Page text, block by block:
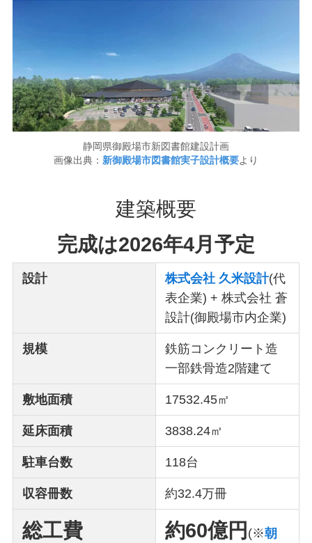
静岡県御殿場市新図書館建設計画
画像出典： 新御殿場市図書館実子設計概要より
建築概要
完成は2026年4月予定
設計 株式会社 久米設計(代
表企業) + 株式会社 蒼
設計(御殿場市内企業)
規模
鉄筋コンクリート造
一部鉄骨造2階建て
敷地面積 17532.45㎡
延床面積 3838.24㎡
駐車台数 118台
収容冊数 約32.4万冊
総工費 約60億円 (※朝